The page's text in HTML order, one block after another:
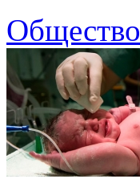
Общество